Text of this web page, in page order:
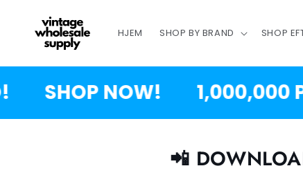
INDHOLD
HJEM SHOP BY BRAND SHOP
SHOP NOW! 1,000,000
📲